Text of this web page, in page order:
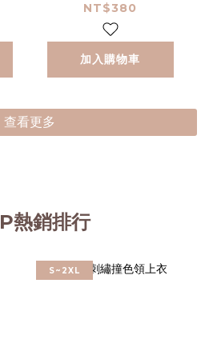
NT$380
加入購物車
查看更多
熱銷排行
S~2XL